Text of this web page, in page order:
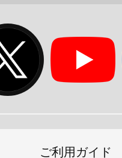
ご利用ガイド